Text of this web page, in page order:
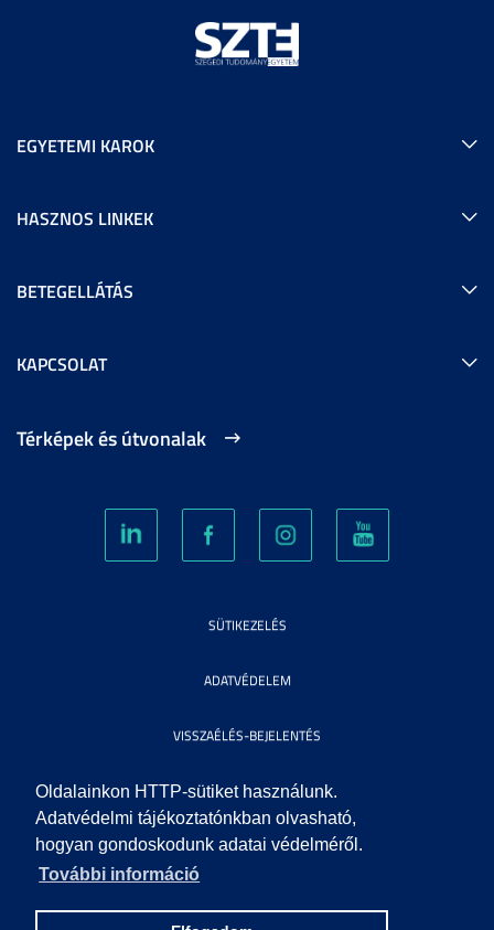
Oldalainkon HTTP-sütiket használunk.
Adatvédelmi tájékoztatónkban olvasható,
hogyan gondoskodunk adatai védelméről.
További információ
EGYETEMI KAROK
HASZNOS LINKEK
BETEGELLÁTÁS
KAPCSOLAT
Térképek és útvonalak
SÜTIKEZELÉS
ADATVÉDELEM
VISSZAÉLÉS-BEJELENTÉS
KÖZÉRDEKŰ ADATOK
IMPRESSZUM